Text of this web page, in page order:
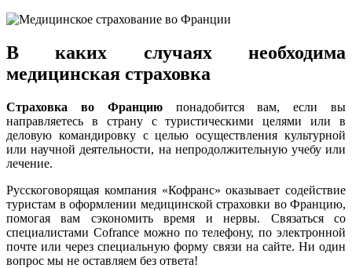
В каких случаях необходима
медицинская страховка
Страховка во Франциюпонадобится вам, если вы
направляетесь в страну с туристическими целями или в
деловую командировку с целью осуществления культурной
или научной деятельности, на непродолжительную учебу или
лечение.
Русскоговорящая компания «Кофранс» оказывает содействие
туристам в оформлении медицинской страховки во Францию,
помогая вам сэкономить время и нервы. Связаться со
специалистами Cofrance можно по телефону, по электронной
почте или через специальную форму связи на сайте. Ни один
вопрос мы не оставляем без ответа!